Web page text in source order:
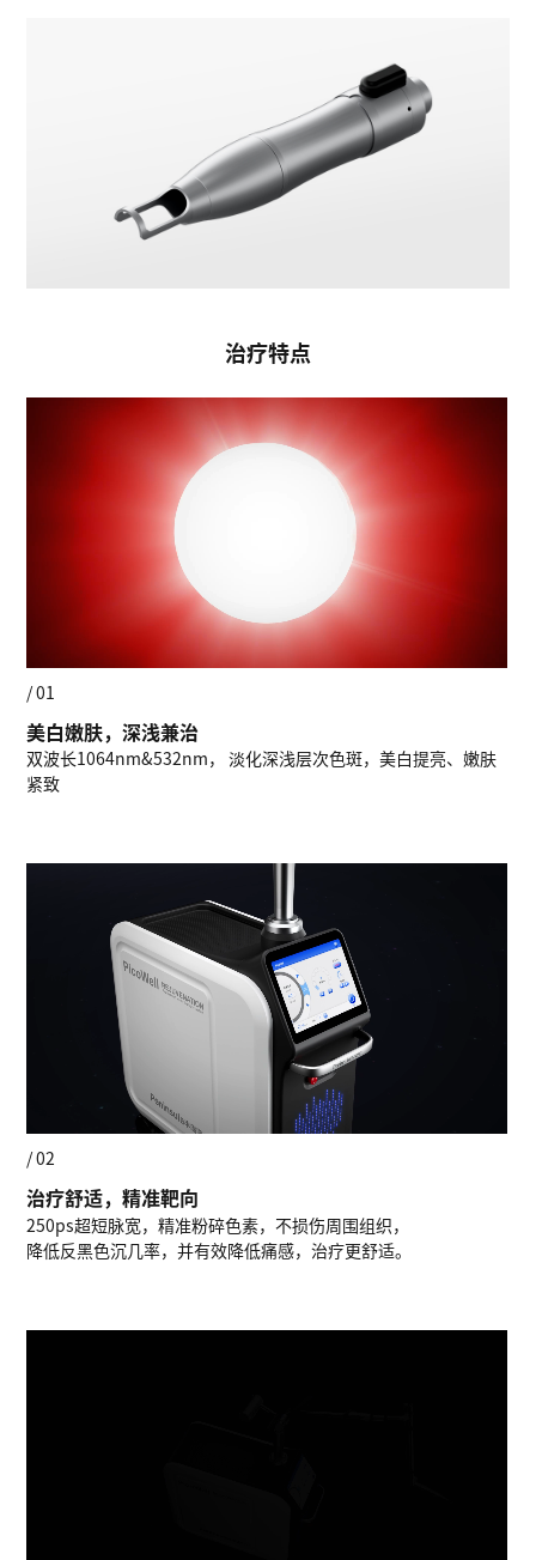
治疗特点
/ 01
美白嫩肤，深浅兼治
双波长1064nm&532nm， 淡化深浅层次色斑，美白提亮、嫩肤
紧致
/ 02
治疗舒适，精准靶向
250ps超短脉宽，精准粉碎色素，不损伤周围组织，
降低反黑色沉几率，并有效降低痛感，治疗更舒适。